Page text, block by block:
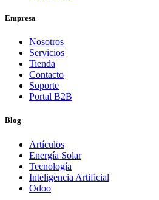
Empresa
Nosotros
Servicios
Tienda
Contacto
Soporte
Portal B2B
Blog
Artículos
Energía Solar
Tecnología
Inteligencia Artificial
Odoo